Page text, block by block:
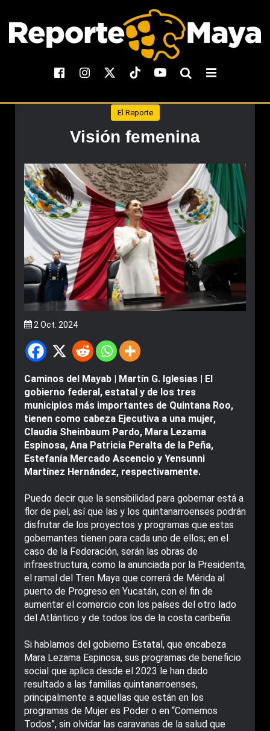
El Reporte
Visión femenina
2 Oct. 2024
Caminos del Mayab | Martín G. Iglesias | El
gobierno federal, estatal y de los tres
municipios más importantes de Quintana Roo,
tienen como cabeza Ejecutiva a una mujer,
Claudia Sheinbaum Pardo, Mara Lezama
Espinosa, Ana Patricia Peralta de la Peña,
Estefanía Mercado Ascencio y Yensunni
Martínez Hernández, respectivamente.
Puedo decir que la sensibilidad para gobernar está a
flor de piel, así que las y los quintanarroenses podrán
disfrutar de los proyectos y programas que estas
gobernantes tienen para cada uno de ellos; en el
caso de la Federación, serán las obras de
infraestructura, como la anunciada por la Presidenta,
el ramal del Tren Maya que correrá de Mérida al
puerto de Progreso en Yucatán, con el fin de
aumentar el comercio con los países del otro lado
del Atlántico y de todos los de la costa caribeña.
Si hablamos del gobierno Estatal, que encabeza
Mara Lezama Espinosa, sus programas de beneficio
social que aplica desde el 2023 le han dado
resultado a las familias quintanarroenses,
principalmente a aquellas que están en los
programas de Mujer es Poder o en “Comemos
Todos”, sin olvidar las caravanas de la salud que